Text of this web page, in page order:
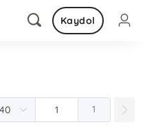
Kaydol
1